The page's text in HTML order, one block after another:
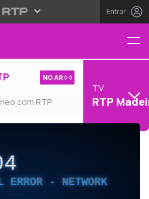
Entrar
com RTP
NO AR
TV
RTP
- NETWORK